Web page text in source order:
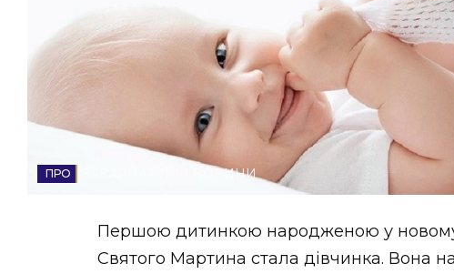
ФОТО
ВІДЕОЗАКАРПАТСЬКІ НОВИНИ
Першою дитинкою народженою у новому
Святого Мартина стала дівчинка. Вона